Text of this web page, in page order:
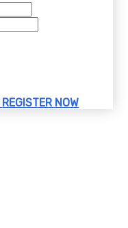
REGISTER NOW